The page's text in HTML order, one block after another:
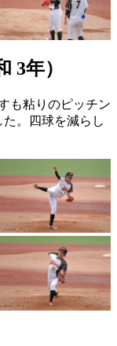
3年）
も粘りのピッチン
。四球を減らし